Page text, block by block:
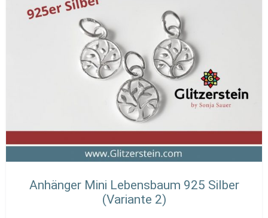
Anhänger Mini Lebensbaum 925 Silber
(Variante 2)